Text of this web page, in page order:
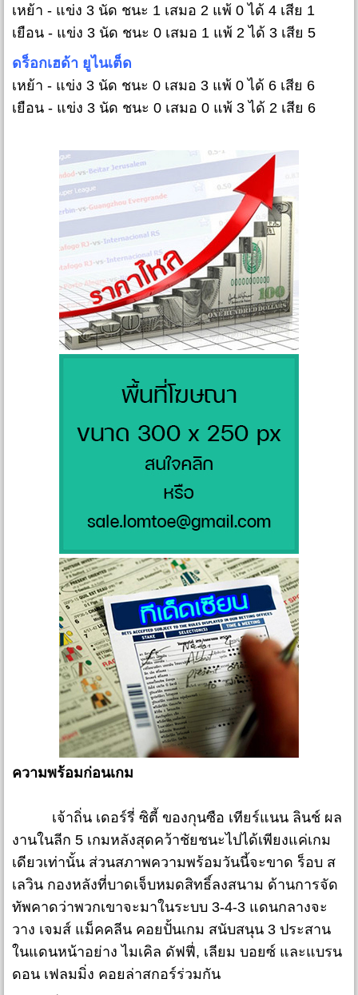
เหย้า - แข่ง 3 นัด ชนะ 1 เสมอ 2 แพ้ 0 ได้ 4 เสีย 1
เยือน - แข่ง 3 นัด ชนะ 0 เสมอ 1 แพ้ 2 ได้ 3 เสีย 5
ดร็อกเฮด้า ยูไนเต็ด
เหย้า - แข่ง 3 นัด ชนะ 0 เสมอ 3 แพ้ 0 ได้ 6 เสีย 6
เยือน - แข่ง 3 นัด ชนะ 0 เสมอ 0 แพ้ 3 ได้ 2 เสีย 6
ความพร้อมก่อนเกม
เจ้าถิ่น เดอร์รี่ ซิตี้ ของกุนซือ เทียร์แนน ลินช์ ผล
งานในลีก 5 เกมหลังสุดคว้าชัยชนะไปได้เพียงแค่เกม
เดียวเท่านั้น ส่วนสภาพความพร้อมวันนี้จะขาด ร็อบ ส
เลวิน กองหลังที่บาดเจ็บหมดสิทธิ์ลงสนาม ด้านการจัด
ทัพคาดว่าพวกเขาจะมาในระบบ 3-4-3 แดนกลางจะ
วาง เจมส์ แม็คคลีน คอยปั้นเกม สนับสนุน 3 ประสาน
ในแดนหน้าอย่าง ไมเคิล ดัฟฟี่, เลียม บอยซ์ และแบรน
ดอน เฟลมมิ่ง คอยล่าสกอร์ร่วมกัน